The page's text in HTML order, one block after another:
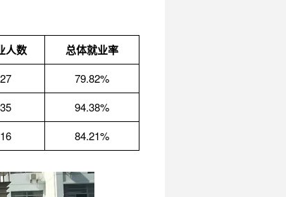
人数 总体就业率
27
79.82%
35
94.38%
16 84.21%